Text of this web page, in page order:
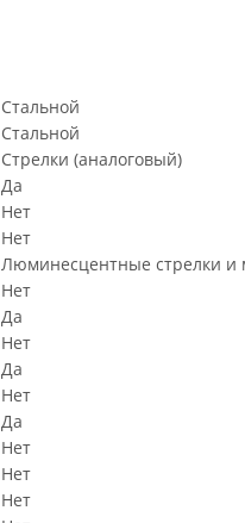
Стальной
Стальной
Стрелки (аналоговый)
Да
Нет
Нет
Люминесцентные стрелки и
Нет
Да
Нет
Да
Нет
Да
Нет
Нет
Нет